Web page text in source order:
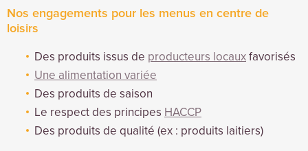
Nos engagements pour les menus en centre de
loisirs
Des produits issus de producteurs locauxfavorisés
Une alimentation variée
Des produits de saison
Le respect des principes HACCP
Des produits de qualité (ex : produits laitiers)